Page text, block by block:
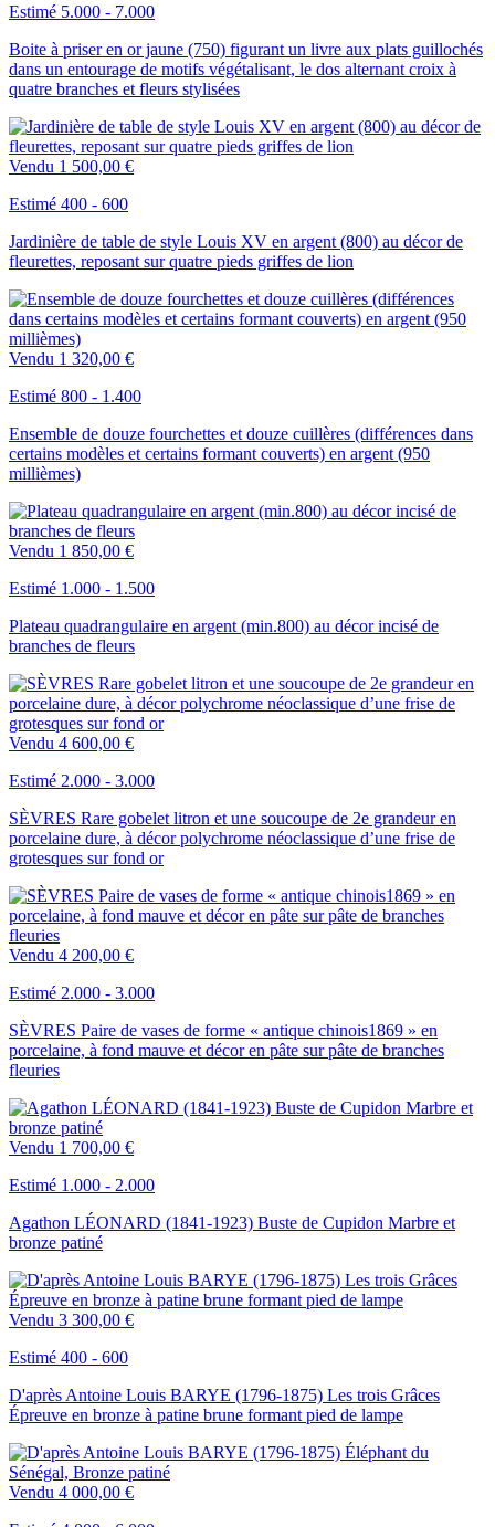
Estimé 5.000 - 7.000
Boite à priser en or jaune (750) figurant un livre aux plats guillochés
dans un entourage de motifs végétalisant, le dos alternant croix à
quatre branches et fleurs stylisées
Vendu 1 500,00 €
Estimé 400 - 600
Jardinière de table de style Louis XV en argent (800) au décor de
fleurettes, reposant sur quatre pieds griffes de lion
Vendu 1 320,00 €
Estimé 800 - 1.400
Ensemble de douze fourchettes et douze cuillères (différences dans
certains modèles et certains formant couverts) en argent (950
millièmes)
Vendu 1 850,00 €
Estimé 1.000 - 1.500
Plateau quadrangulaire en argent (min.800) au décor incisé de
branches de fleurs
Vendu 4 600,00 €
Estimé 2.000 - 3.000
SÈVRES Rare gobelet litron et une soucoupe de 2e grandeur en
porcelaine dure, à décor polychrome néoclassique d’une frise de
grotesques sur fond or
Vendu 4 200,00 €
Estimé 2.000 - 3.000
SÈVRES Paire de vases de forme « antique chinois1869 » en
porcelaine, à fond mauve et décor en pâte sur pâte de branches
fleuries
Vendu 1 700,00 €
Estimé 1.000 - 2.000
Agathon LÉONARD (1841-1923) Buste de Cupidon Marbre et
bronze patiné
Vendu 3 300,00 €
Estimé 400 - 600
D'après Antoine Louis BARYE (1796-1875) Les trois Grâces
Épreuve en bronze à patine brune formant pied de lampe
Vendu 4 000,00 €